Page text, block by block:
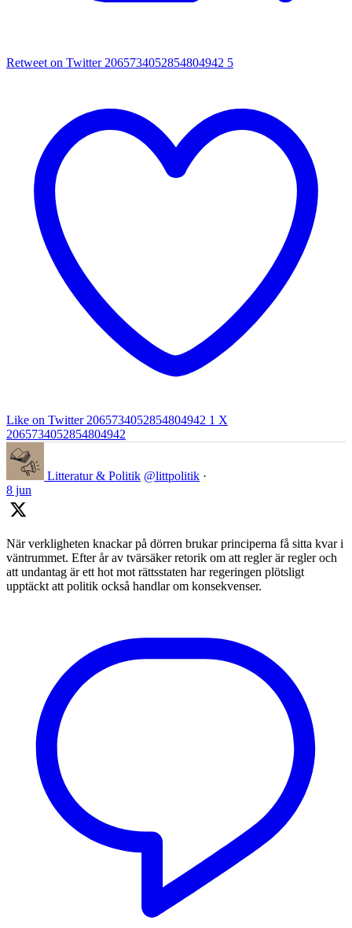
Retweet on Twitter 2065734052854804942 5
Like on Twitter 2065734052854804942 1 X
2065734052854804942
Litteratur & Politik @littpolitik ·
8 jun
När verkligheten knackar på dörren brukar principerna få sitta kvar i
väntrummet. Efter år av tvärsäker retorik om att regler är regler och
att undantag är ett hot mot rättsstaten har regeringen plötsligt
upptäckt att politik också handlar om konsekvenser.